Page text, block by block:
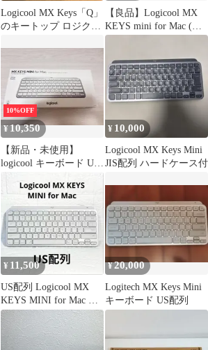
Logicool MX Keys「Q」
のキートップ ロジクー
【良品】Logicool MX
KEYS mini for Mac (US
配列) KX700MPG
10%OFF
¥10,350
【新品・未使用】
logicool キーボード US
¥ 10,000
Logicool MX Keys Mini
JIS配列 ハードケース付
¥ 11,500
US配列 Logicool MX
KEYS MINI for Mac 本
体
¥20,000
Logitech MX Keys Mini
キーボード US配列